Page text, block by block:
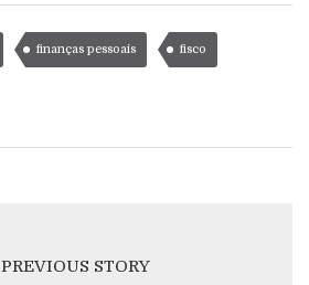
finanças pessoais fisco
PREVIOUS STORY